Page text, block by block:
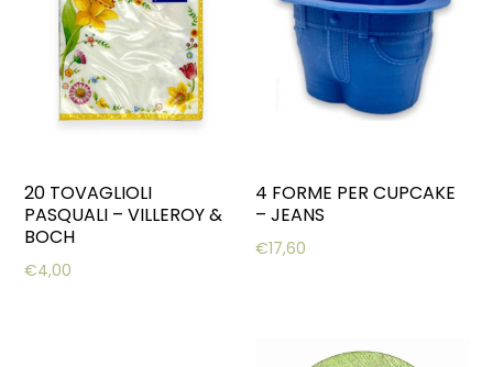
20 TOVAGLIOLI
PASQUALI – VILLEROY &
BOCH
€4,00
4 FORME PER CUPCAKE
– JEANS
€17,60